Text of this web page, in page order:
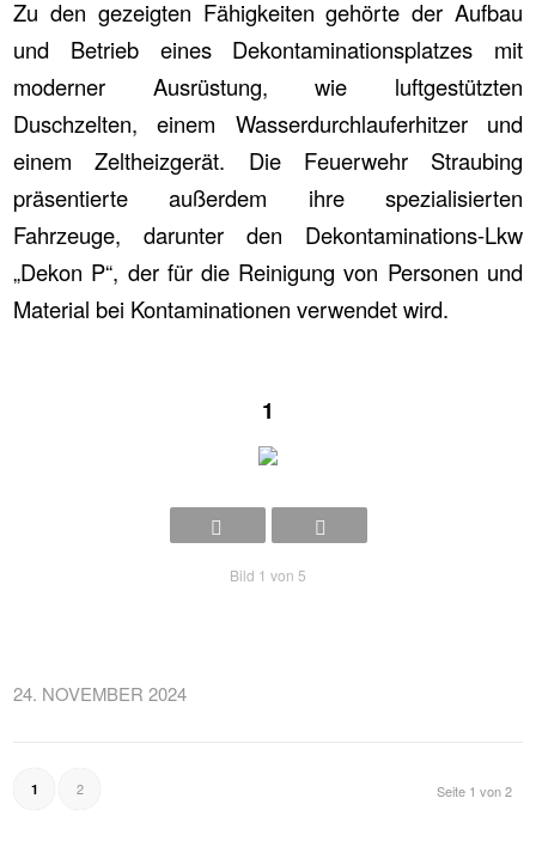
Zu den gezeigten Fähigkeiten gehörte der Aufbau
und Betrieb eines Dekontaminationsplatzes mit
moderner Ausrüstung, wie luftgestützten
Duschzelten, einem Wasserdurchlauferhitzer und
einem Zeltheizgerät. Die Feuerwehr Straubing
präsentierte außerdem ihre spezialisierten
Fahrzeuge, darunter den Dekontaminations-Lkw
„Dekon P“, der für die Reinigung von Personen und
Material bei Kontaminationen verwendet wird.
1
Bild 1 von 5
24. NOVEMBER 2024
Seite 1 von 2
1 2